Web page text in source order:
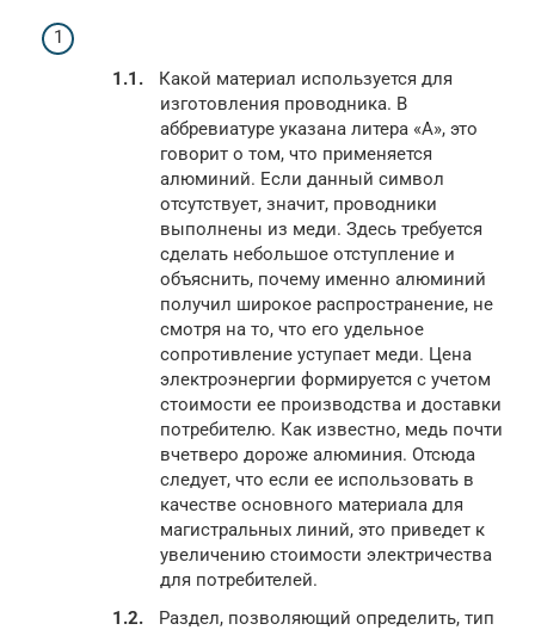
Какой материал используется для
изготовления проводника. В
аббревиатуре указана литера «А», это
говорит о том, что применяется
алюминий. Если данный символ
отсутствует, значит, проводники
выполнены из меди. Здесь требуется
сделать небольшое отступление и
объяснить, почему именно алюминий
получил широкое распространение, не
смотря на то, что его удельное
сопротивление уступает меди. Цена
электроэнергии формируется с учетом
стоимости ее производства и доставки
потребителю. Как известно, медь почти
вчетверо дороже алюминия. Отсюда
следует, что если ее использовать в
качестве основного материала для
магистральных линий, это приведет к
увеличению стоимости электричества
для потребителей.
Раздел, позволяющий определить, тип